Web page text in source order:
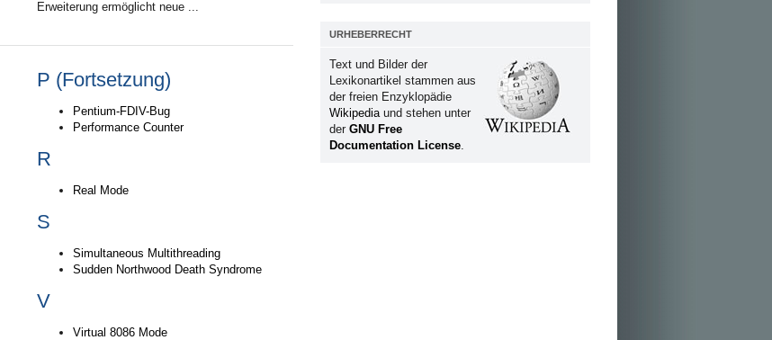
Erweiterung ermöglicht neue ...
P (Fortsetzung)
Pentium-FDIV-Bug
Performance Counter
R
Real Mode
S
Simultaneous Multithreading
Sudden Northwood Death Syndrome
V
Virtual 8086 Mode
URHEBERRECHT
Text und Bilder der
Lexikonartikel stammen aus
der freien Enzyklopädie
Wikipediaund stehen unter
der GNU Free
Documentation License.